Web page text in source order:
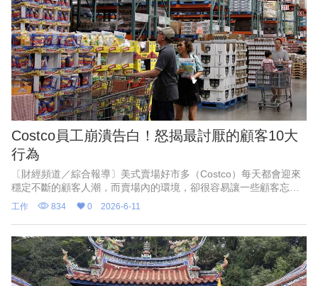
Costco員工崩潰告白！怒揭最討厭的顧客10大
行為
〔財經頻道／綜合報導〕美式賣場好市多（Costco）每天都會迎來
穩定不斷的顧客人潮，而賣場內的環境，卻很容易讓一些顧客忘記
購物禮儀，外媒《FinanceBuzz 》近期就盤點出Costco員工最希望
工作 834 0 2026-6-11